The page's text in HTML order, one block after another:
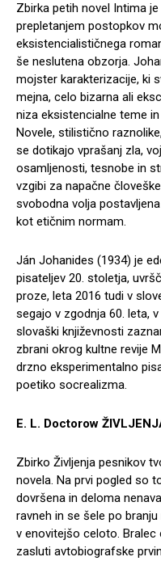
Zbirka petih novel Intima
prepletanjem postopkov
eksistencialističnega
še neslutena obzorja.
mojster karakterizacije, ki
mejna, celo bizarna ali
niza eksistencialne teme
Novele, stilistično
se dotikajo vprašanj zla,
osamljenosti, tesnobe in
vzgibi za napačne
svobodna volja
kot etičnim normam.
Ján Johanides (1934) je
pisateljev 20. stoletja,
proze, leta 2016 tudi v
segajo v zgodnja 60. leta,
slovaški književnosti
zbrani okrog kultne revije
drzno eksperimentalno
poetiko socrealizma.
E. L. Doctorow
Zbirko Življenja pesnikov
novela. Na prvi pogled so
dovršena in deloma
ravneh in se šele po
v enovitejšo celoto. Bralec
zasluti avtobiografske